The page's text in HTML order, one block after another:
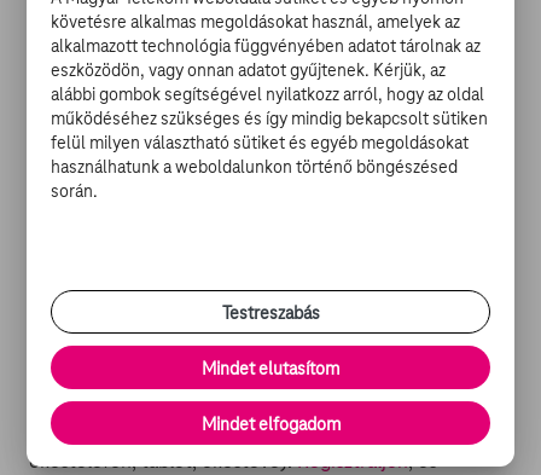
számára talán mindeddig rejtve maradtak, mindezt
monumentális, megunhatatlan, gyönyörű képsorokon
keresztül.
Tartsatok Velünk eme nagyívű utazáson, és még a
fotelből sem kell kiszállni, hogy a világ csodáit még
jobban megismerhessük.
Kék Mélység
Mi aTV GO? Egy szórakoztató portál, ahol filmeket,
sorozatokat és tévéműsorokat nézhet, friss hírekkel és
filmes cikkekkel kiegészítve. Mindez bárhol, bármikor,
bármilyen regisztrált készüléken (számítógép,
okostelefon, tablet, okostévé).Regisztráljon, és
követésre alkalmas megoldásokat használ, amelyek az
alkalmazott technológia függvényében adatot tárolnak az
eszközödön, vagy onnan adatot gyűjtenek. Kérjük, az
alábbi gombok segítségével nyilatkozz arról, hogy az oldal
működéséhez szükséges és így mindig bekapcsolt sütiken
felül milyen választható sütiket és egyéb megoldásokat
használhatunk a weboldalunkon történő böngészésed
során.
Testreszabás
Mindet elutasítom
Mindet elfogadom